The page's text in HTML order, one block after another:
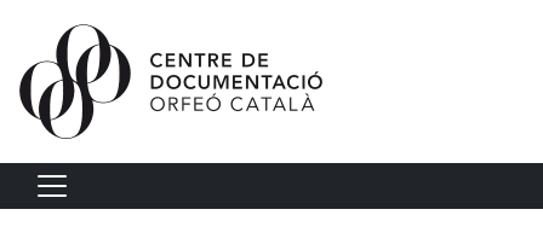
Vés al contingut
Navegació principal